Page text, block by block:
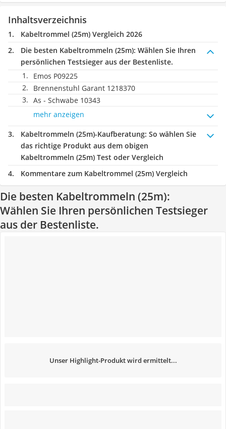
Inhaltsverzeichnis
Kabeltrommel (25m) Vergleich 2026
Die besten Kabeltrommeln (25m): Wählen Sie Ihren
persönlichen Testsieger aus der Bestenliste.
Emos P09225
Brennenstuhl Garant 1218370
As - Schwabe 10343
mehr anzeigen
Kabeltrommeln (25m)-Kaufberatung: So wählen Sie
das richtige Produkt aus dem obigen
Kabeltrommeln (25m) Test oder Vergleich
Kommentare zum Kabeltrommel (25m) Vergleich
Die besten Kabeltrommeln (25m):
Wählen Sie Ihren persönlichen Testsieger
aus der Bestenliste.
Unser Highlight-Produkt wird ermittelt...